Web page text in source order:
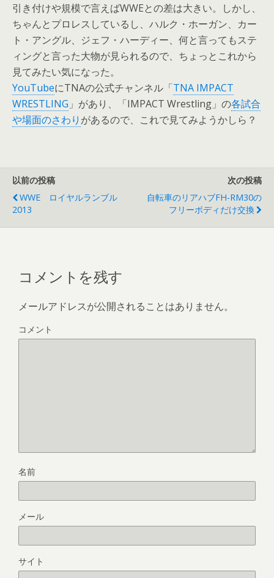
引き付けや規模で言えばWWEとの差は大きい。しかし、
ちゃんとプロレスしているし、ハルク・ホーガン、カー
ト・アングル、ジェフ・ハーディー、何と言ってもステ
ィングと言った大物が見られるので、ちょっとこれから
見てみたい気になった。
YouTubeにTNAの公式チャンネル「TNA IMPACT
WRESTLING 」があり、「IMPACT Wrestling」の各試合
や場面のさわりがあるので、これで見てみようかしら？
以前の投稿
WWE ロイヤルランブル
2013
次の投稿
自転車のリアハブFH-RM30の
フリーボディだけ交換
コメントを残す
メールアドレスが公開されることはありません。
コメント
名前
メール
サイト